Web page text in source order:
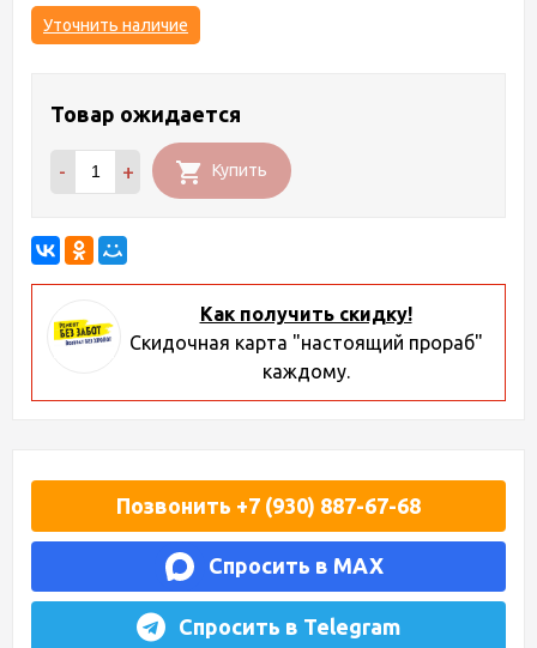
Уточнить наличие
Товар ожидается
- + Купить
Как получить скидку!
Скидочная карта "настоящий прораб"
каждому.
Позвонить +7 (930) 887-67-68
Спросить в MAX
Спросить в Telegram